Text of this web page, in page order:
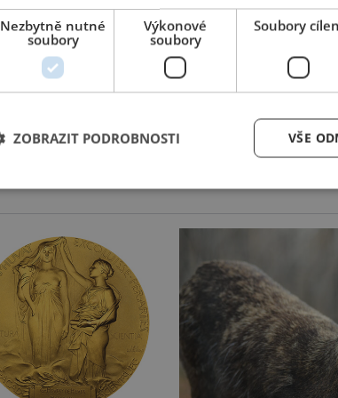
Nezbytně nutné
soubory
Výkonové
soubory
Soubory
VŠE
ZOBRAZIT PODROBNOSTI